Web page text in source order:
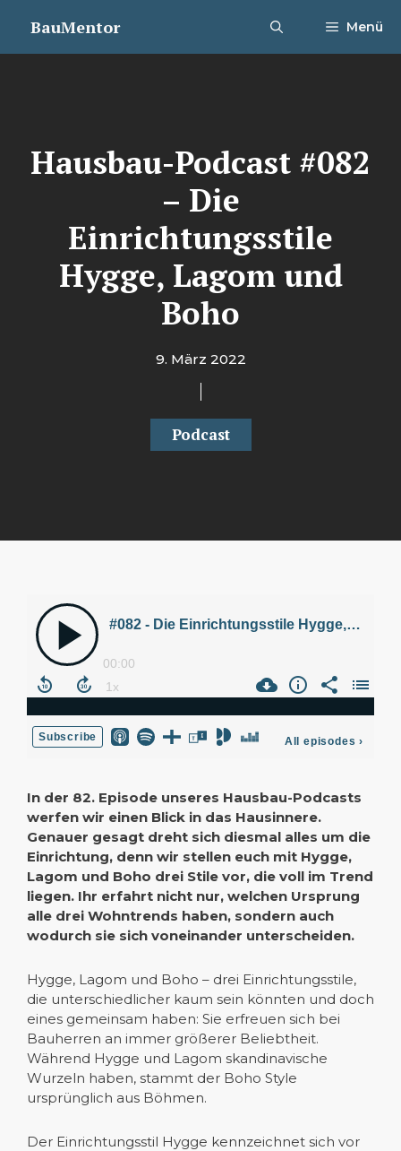
InhaltBauMentor Menü
Hausbau-Podcast #082
– Die
Einrichtungsstile
Hygge, Lagom und
Boho
9. März 2022
Podcast
In der 82. Episode unseres Hausbau-Podcasts
werfen wir einen Blick in das Hausinnere.
Genauer gesagt dreht sich diesmal alles um die
Einrichtung, denn wir stellen euch mit Hygge,
Lagom und Boho drei Stile vor, die voll im Trend
liegen. Ihr erfahrt nicht nur, welchen Ursprung
alle drei Wohntrends haben, sondern auch
wodurch sie sich voneinander unterscheiden.
Hygge, Lagom und Boho – drei Einrichtungsstile,
die unterschiedlicher kaum sein könnten und doch
eines gemeinsam haben: Sie erfreuen sich bei
Bauherren an immer größerer Beliebtheit.
Während Hygge und Lagom skandinavische
Wurzeln haben, stammt der Boho Style
ursprünglich aus Böhmen.
Der Einrichtungsstil Hygge kennzeichnet sich vor